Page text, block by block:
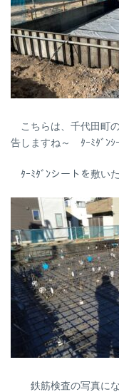
こちらは、千代田町
告しますね～ ﾀｰﾐﾀﾞﾝｼ
ﾀｰﾐﾀﾞﾝシートを敷い
鉄筋検査の写真にな